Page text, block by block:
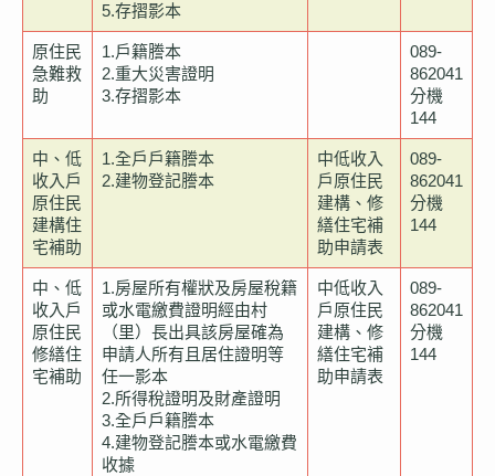
便民服務5.存摺影本
原住民
急難救
助
1.戶籍謄本
2.重大災害證明
3.存摺影本
089-
862041
分機
144
中、低
收入戶
原住民
建構住
宅補助
1.全戶戶籍謄本
2.建物登記謄本
中低收入
戶原住民
建構、修
繕住宅補
助申請表
089-
862041
分機
144
中、低
收入戶
原住民
修繕住
宅補助
1.房屋所有權狀及房屋稅籍
或水電繳費證明經由村
（里）長出具該房屋確為
申請人所有且居住證明等
任一影本
2.所得稅證明及財產證明
3.全戶戶籍謄本
4.建物登記謄本或水電繳費
收據
中低收入
戶原住民
建構、修
繕住宅補
助申請表
089-
862041
分機
144